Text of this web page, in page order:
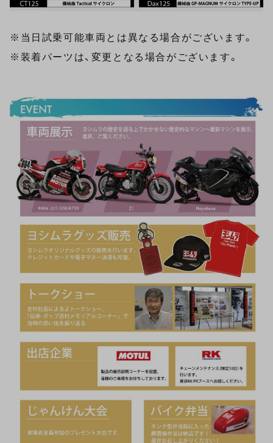
※当日試乗可能車両とは異なる場合がございます。
※装着パーツは、変更となる場合がございます。